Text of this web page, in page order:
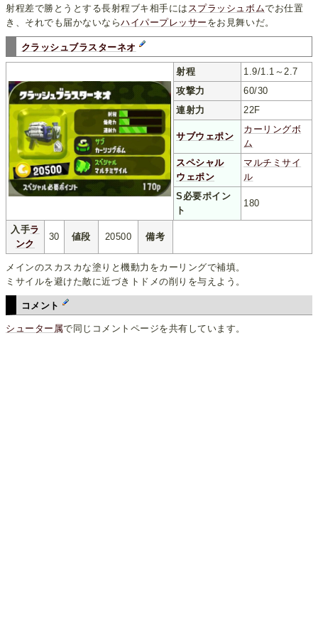
射程差で勝とうとする長射程ブキ相手には スプラッシュボムでお仕置
き、それでも届かないならハイパープレッサー をお見舞いだ。
クラッシュブラスターネオ
射程
1.9/1.1～2.7
攻撃力
60/30
連射力
22F
サブウェポン
カーリングボ
ム
スペシャル
ウェポン
マルチミサイ
ル
S必要ポイン
ト
180
入手ラ
ンク
30 値段 20500 備考
メインのスカスカな塗りと機動力をカーリングで補填。
ミサイルを避けた敵に近づきトドメの削りを与えよう。
コメント
シューター属で同じコメントページを共有しています。